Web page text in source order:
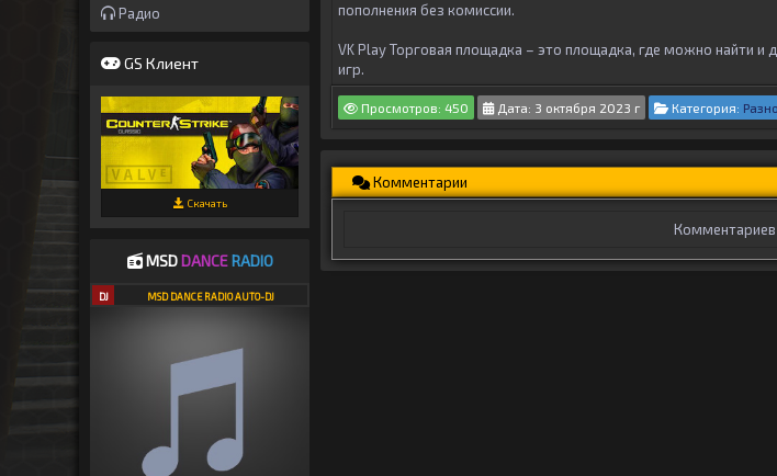
Радио
GS Клиент
Скачать
MSDDANCE RADIO
DJ MSD DANCE RADIO AUTO-DJ
пополнения без комиссии.
VK Play Торговая площадка – это площадка, где можно найти
игр.
Просмотров: 450 Дата: 3 октября 2023 г Категория:
Комментарии
Комментариев